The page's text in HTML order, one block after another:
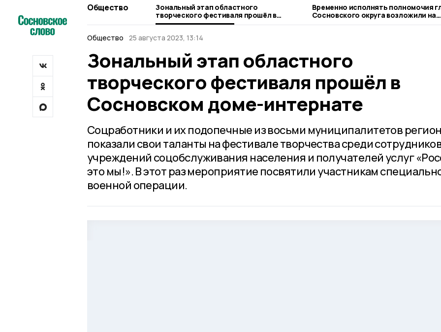
Общество
Зональный этап областного
творческого фестиваля прошёл в
Сосновском доме-интернате
Временно исполнять полномочия
Сосновского округа возложили на
Сергея Попова
Общество
25 августа 2023, 13:14
Зональный этап областного
творческого фестиваля прошёл в
Сосновском доме-интернате
Соцработники и их подопечные из восьми муниципалитетов
показали свои таланты на фестивале творчества среди
учреждений соцобслуживания населения и получателей услуг
это мы!». В этот раз мероприятие посвятили участникам
военной операции.